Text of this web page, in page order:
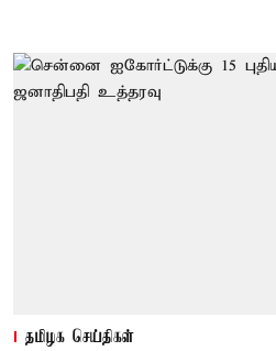
தமிழக செய்திகள்